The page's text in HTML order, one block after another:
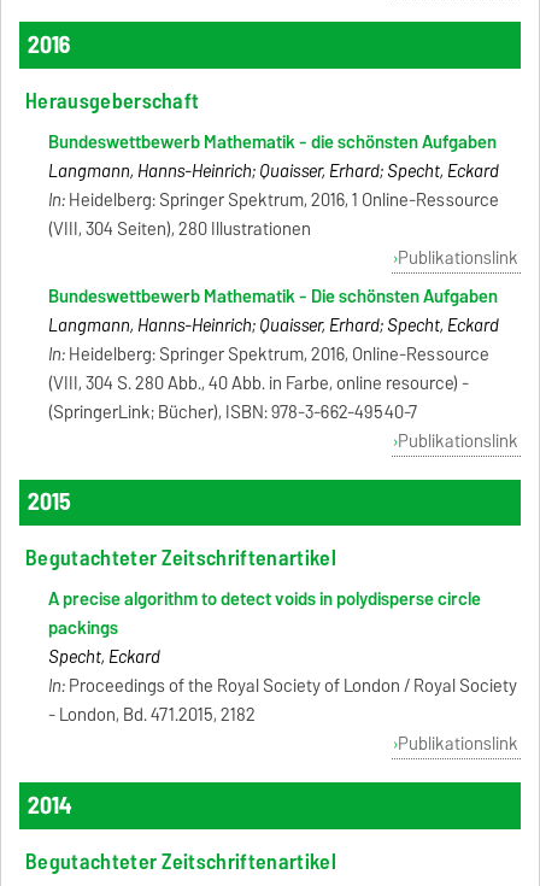
2016
Herausgeberschaft
Bundeswettbewerb Mathematik - die schönsten Aufgaben
Langmann, Hanns-Heinrich; Quaisser, Erhard; Specht, Eckard
In:Heidelberg: Springer Spektrum, 2016, 1 Online-Ressource
(VIII, 304 Seiten), 280 Illustrationen
Publikationslink
Bundeswettbewerb Mathematik - Die schönsten Aufgaben
Langmann, Hanns-Heinrich; Quaisser, Erhard; Specht, Eckard
In:Heidelberg: Springer Spektrum, 2016, Online-Ressource
(VIII, 304 S. 280 Abb., 40 Abb. in Farbe, online resource) -
(SpringerLink; Bücher), ISBN: 978-3-662-49540-7
Publikationslink
2015
Begutachteter Zeitschriftenartikel
A precise algorithm to detect voids in polydisperse circle
packings
Specht, Eckard
In:Proceedings of the Royal Society of London / Royal Society
- London, Bd. 471.2015, 2182
Publikationslink
2014
Begutachteter Zeitschriftenartikel